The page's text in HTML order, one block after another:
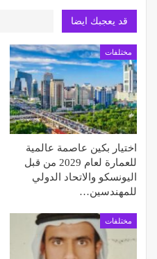
قد يعجبك ايضا
مختلفات
اختيار بكين عاصمة عالمية
للعمارة لعام 2029 من قبل
اليونسكو والاتحاد الدولي
للمهندسين…
مختلفات